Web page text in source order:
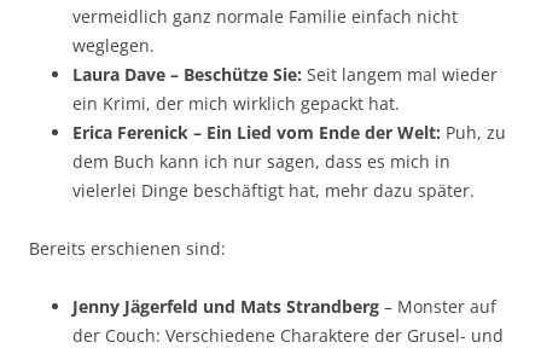
vermeidlich ganz normale Familie einfach nicht
weglegen.
Laura Dave – Beschütze Sie: Seit langem mal wieder
ein Krimi, der mich wirklich gepackt hat.
Erica Ferenick – Ein Lied vom Ende der Welt: Puh, zu
dem Buch kann ich nur sagen, dass es mich in
vielerlei Dinge beschäftigt hat, mehr dazu später.
Bereits erschienen sind:
Jenny Jägerfeld und Mats Strandberg – Monster auf
der Couch: Verschiedene Charaktere der Grusel- und